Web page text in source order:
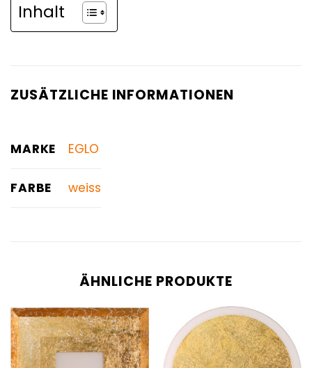
Inhalt
ZUSÄTZLICHE INFORMATIONEN
MARKE EGLO
FARBE weiss
ÄHNLICHE PRODUKTE